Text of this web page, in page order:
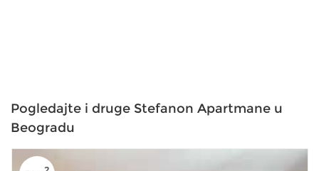
Pogledajte i druge Stefanon Apartmane u
Beogradu